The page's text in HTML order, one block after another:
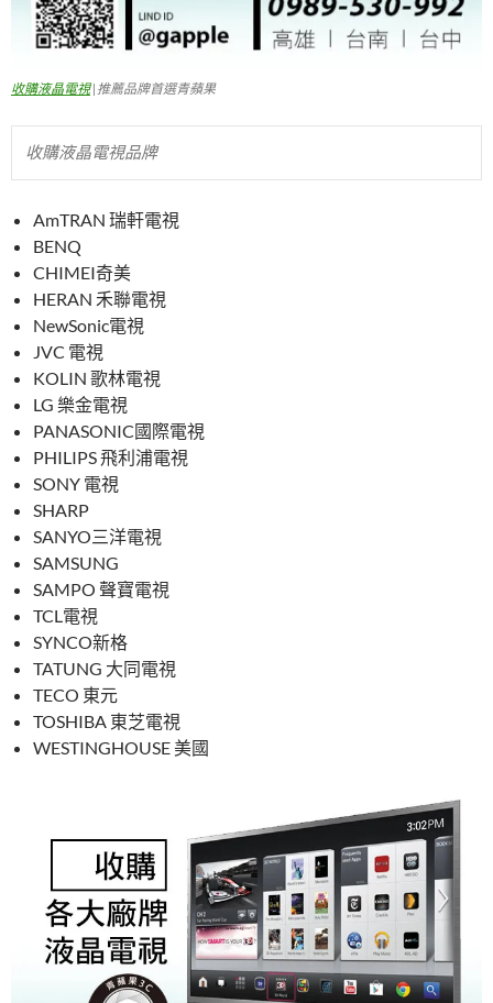
收購液晶電視|推薦品牌首選青蘋果
收購液晶電視品牌
AmTRAN 瑞軒電視
BENQ
CHIMEI奇美
HERAN 禾聯電視
NewSonic電視
JVC 電視
KOLIN 歌林電視
LG 樂金電視
PANASONIC國際電視
PHILIPS 飛利浦電視
SONY 電視
SHARP
SANYO三洋電視
SAMSUNG
SAMPO 聲寶電視
TCL電視
SYNCO新格
TATUNG 大同電視
TECO 東元
TOSHIBA 東芝電視
WESTINGHOUSE 美國